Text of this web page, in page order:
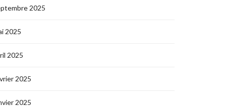
2025
2025
2025
2025
2025